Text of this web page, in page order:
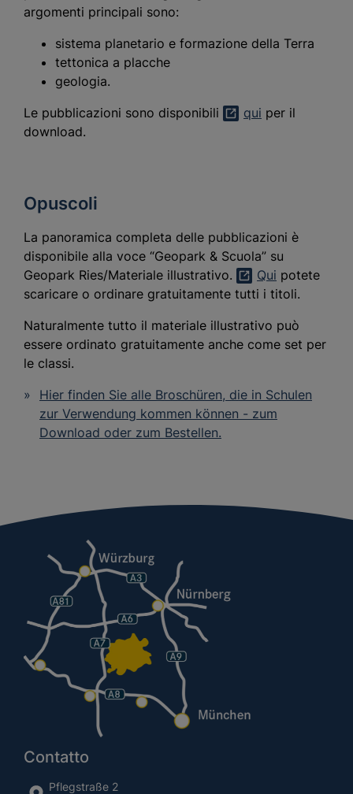
argomenti principali sono:
sistema planetario e formazione della Terra
tettonica a placche
geologia.
Le pubblicazioni sono disponibili
qui per il
download.
Opuscoli
La panoramica completa delle pubblicazioni è
disponibile alla voce “Geopark & Scuola” su
Geopark Ries/Materiale illustrativo.
Qui potete
scaricare o ordinare gratuitamente tutti i titoli.
Naturalmente tutto il materiale illustrativo può
essere ordinato gratuitamente anche come set per
le classi.
Hier finden Sie alle Broschüren, die in Schulen
zur Verwendung kommen können - zum
Download oder zum Bestellen.
Contatto
Pflegstraße 2